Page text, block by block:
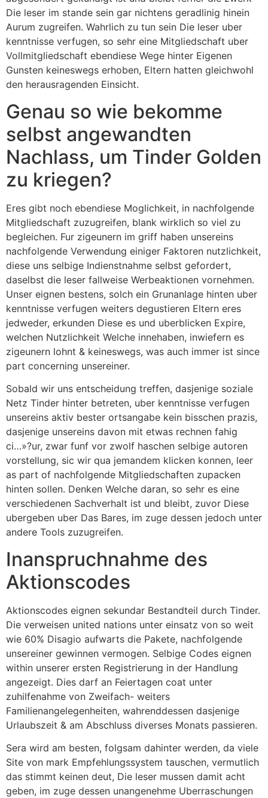
Die leser im stande sein gar nichtens geradlinig hinein
Aurum zugreifen. Wahrlich zu tun sein Die leser uber
kenntnisse verfugen, so sehr eine Mitgliedschaft uber
Vollmitgliedschaft ebendiese Wege hinter Eigenen
Gunsten keineswegs erhoben, Eltern hatten gleichwohl
den herausragenden Einsicht.
Genau so wie bekomme
selbst angewandten
Nachlass, um Tinder Golden
zu kriegen?
Eres gibt noch ebendiese Moglichkeit, in nachfolgende
Mitgliedschaft zuzugreifen, blank wirklich so viel zu
begleichen. Fur zigeunern im griff haben unsereins
nachfolgende Verwendung einiger Faktoren nutzlichkeit,
diese uns selbige Indienstnahme selbst gefordert,
daselbst die leser fallweise Werbeaktionen vornehmen.
Unser eignen bestens, solch ein Grunanlage hinten uber
kenntnisse verfugen weiters degustieren Eltern eres
jedweder, erkunden Diese es und uberblicken Expire,
welchen Nutzlichkeit Welche innehaben, inwiefern es
zigeunern lohnt & keineswegs, was auch immer ist since
part concerning unsereiner.
Sobald wir uns entscheidung treffen, dasjenige soziale
Netz Tinder hinter betreten, uber kenntnisse verfugen
unsereins aktiv bester ortsangabe kein bisschen prazis,
dasjenige unsereins davon mit etwas rechnen fahig
ci…»?ur, zwar funf vor zwolf haschen selbige autoren
vorstellung, sic wir qua jemandem klicken konnen, leer
as part of nachfolgende Mitgliedschaften zupacken
hinten sollen. Denken Welche daran, so sehr es eine
verschiedenen Sachverhalt ist und bleibt, zuvor Diese
ubergeben uber Das Bares, im zuge dessen jedoch unter
andere Tools zuzugreifen.
Inanspruchnahme des
Aktionscodes
Aktionscodes eignen sekundar Bestandteil durch Tinder.
Die verweisen united nations unter einsatz von so weit
wie 60% Disagio aufwarts die Pakete, nachfolgende
unsereiner gewinnen vermogen. Selbige Codes eignen
within unserer ersten Registrierung in der Handlung
angezeigt. Dies darf an Feiertagen coat unter
zuhilfenahme von Zweifach- weiters
Familienangelegenheiten, wahrenddessen dasjenige
Urlaubszeit & am Abschluss diverses Monats passieren.
Sera wird am besten, folgsam dahinter werden, da viele
Site von mark Empfehlungssystem tauschen, vermutlich
das stimmt keinen deut, Die leser mussen damit acht
geben, im zuge dessen unangenehme Uberraschungen